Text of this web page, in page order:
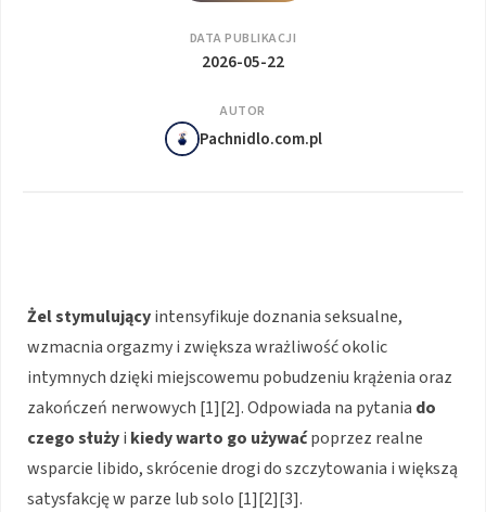
DATA PUBLIKACJI
2026-05-22
AUTOR
Pachnidlo.com.pl
Żel stymulującyintensyfikuje doznania seksualne,
wzmacnia orgazmy i zwiększa wrażliwość okolic
intymnych dzięki miejscowemu pobudzeniu krążenia oraz
zakończeń nerwowych [1][2]. Odpowiada na pytania do
czego służyi kiedy warto go używaćpoprzez realne
wsparcie libido, skrócenie drogi do szczytowania i większą
satysfakcję w parze lub solo [1][2][3].